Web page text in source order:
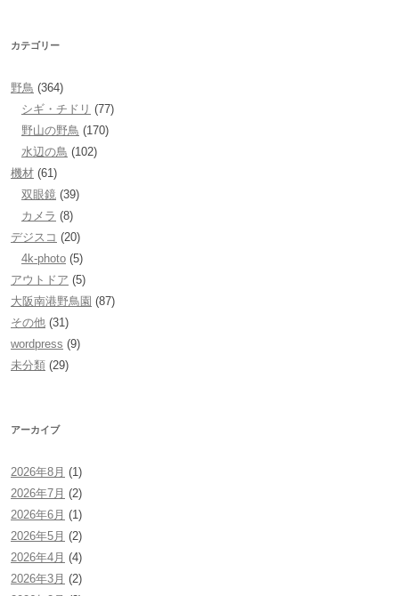
カテゴリー
野鳥 (364)
シギ・チドリ (77)
野山の野鳥 (170)
水辺の鳥 (102)
機材 (61)
双眼鏡 (39)
カメラ (8)
デジスコ (20)
4k-photo (5)
アウトドア (5)
大阪南港野鳥園 (87)
その他 (31)
wordpress (9)
未分類 (29)
アーカイブ
2026年8月 (1)
2026年7月 (2)
2026年6月 (1)
2026年5月 (2)
2026年4月 (4)
2026年3月 (2)